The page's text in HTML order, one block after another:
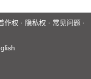
作权 · 隐私权 · 常见问题 ·